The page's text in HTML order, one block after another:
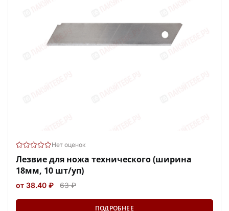
Нет оценок
Лезвие для ножа технического (ширина
18мм, 10 шт/уп)
от 38.40 ₽ 63 ₽
ПОДРОБНЕЕ